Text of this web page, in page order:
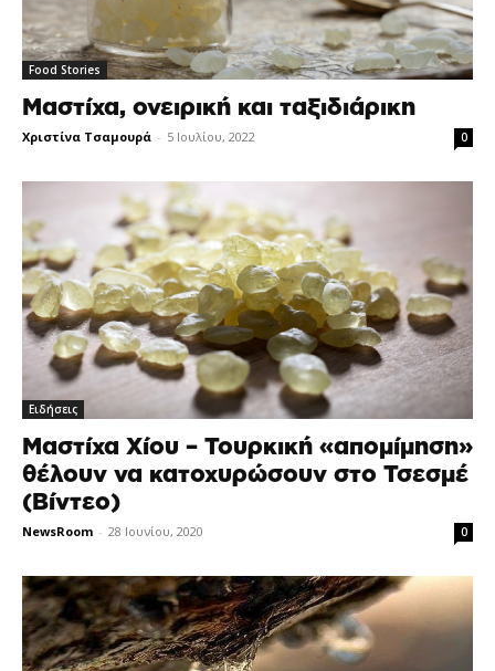
Food Stories
Μαστίχα, ονειρική και ταξιδιάρικη
Χριστίνα Τσαμουρά - 5 Ιουλίου, 2022 0
Ειδήσεις
Μαστίχα Χίου – Τουρκική «απομίμηση»
θέλουν να κατοχυρώσουν στο Τσεσμέ
(Βίντεο)
NewsRoom - 28 Ιουνίου, 2020 0